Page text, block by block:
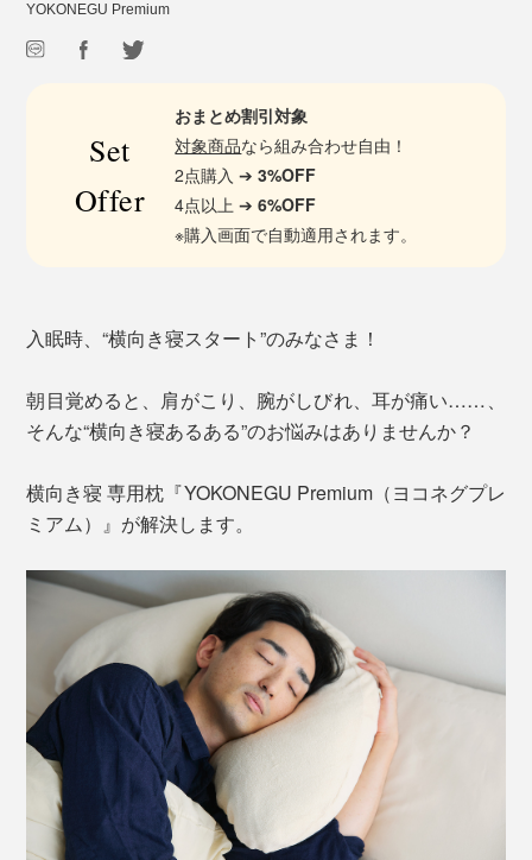
YOKONEGU Premium
Set
Offer
おまとめ割引対象
対象商品なら組み合わせ自由！
2点購入 ➔3%OFF
4点以上 ➔6%OFF
※購入画面で自動適用されます。
入眠時、“横向き寝スタート”のみなさま！
朝目覚めると、肩がこり、腕がしびれ、耳が痛い……、
そんな“横向き寝あるある”のお悩みはありませんか？
横向き寝 専用枕『YOKONEGU Premium（ヨコネグプレ
ミアム）』が解決します。